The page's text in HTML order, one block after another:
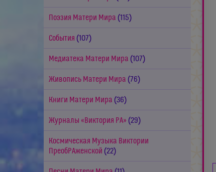
Поэзия Матери Мира (115)
События (107)
Медиатека Матери Мира (107)
Живопись Матери Мира (76)
Книги Матери Мира (36)
Журналы «Виктория РА» (29)
Космическая Музыка Виктории
ПреобРАженской (22)